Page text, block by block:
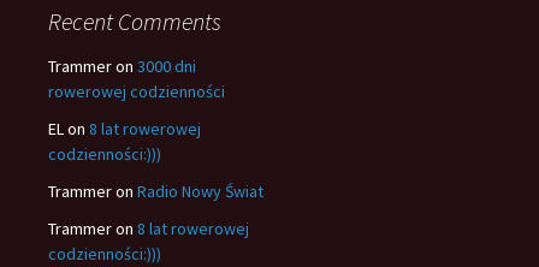
Recent Comments
Trammeron 3000 dni
rowerowej codzienności
ELon 8 lat rowerowej
codzienności:)))
Trammeron Radio Nowy Świat
Trammeron 8 lat rowerowej
codzienności:)))